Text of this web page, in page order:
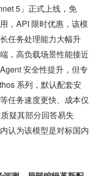
5」正式上线，免
，API 限时优惠，该模
任务处理能力大幅升
，高负载场景性能接近
安全性提升，但专
系列，默认配套安
任务速度更快、成本仅
疑其部分回答易失
认为该模型是对标国内